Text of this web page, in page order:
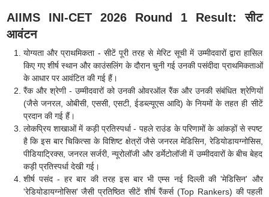
AIIMS INI-CET 2026 Round 1 Result: सीट
आवंटन
योग्यता और प्राथमिकता - सीटें पूरी तरह से मेरिट सूची में उम्मीदवारों द्वारा हासिल
किए गए शीर्ष स्थान और काउंसलिंग के दौरान चुनी गई उनकी पसंदीदा प्राथमिकताओं
के आधार पर आवंटित की गई हैं।
रैंक और श्रेणी - उम्मीदवारों को उनकी ओवरऑल रैंक और उनकी संबंधित श्रेणियों
(जैसे जनरल, ओबीसी, एससी, एसटी, ईडब्ल्यूएस आदि) के नियमों के तहत ही सीटें
प्रदान की गई हैं।
लोकप्रिय शाखाओं में कड़ी प्रतिस्पर्धा - पहले राउंड के परिणामों के आंकड़ों से स्पष्ट
है कि इस बार चिकित्सा के विशिष्ट क्षेत्रों जैसे जनरल मेडिसिन, रेडियोडायग्नोसिस,
पीडियाट्रिक्स, जनरल सर्जरी, न्यूरोलॉजी और डर्मेटोलॉजी में उम्मीदवारों के बीच बेहद
कड़ी प्रतिस्पर्धा देखी गई।
शीर्ष पसंद - हर बार की तरह इस बार भी एम्स नई दिल्ली की 'मेडिसिन' और
'रेडियोडायग्नोसिस' जैसी प्रतिष्ठित सीटें शीर्ष रैंकर्स (Top Rankers) की पहली